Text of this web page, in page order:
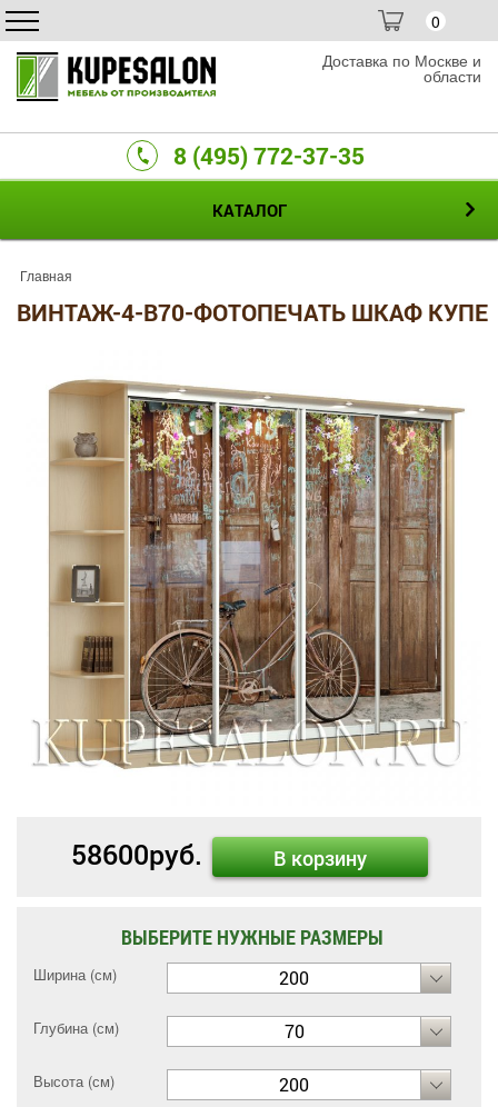
0
Доставка по Москве и
области
8 (495) 772-37-35
КАТАЛОГ
Главная
ВИНТАЖ-4-B70-ФОТОПЕЧАТЬ ШКАФ КУПЕ
58600руб. В корзину
ВЫБЕРИТЕ НУЖНЫЕ РАЗМЕРЫ
Ширина (см) 200
Глубина (см) 70
Высота (см) 200